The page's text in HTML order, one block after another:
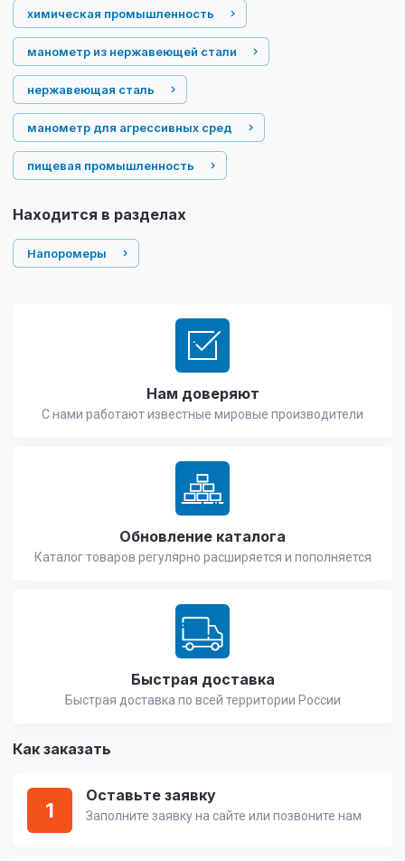
химическая промышленность
манометр из нержавеющей стали
нержавеющая сталь
манометр для агрессивных сред
пищевая промышленность
Находится в разделах
Напоромеры
Нам доверяют
С нами работают известные мировые производители
Обновление каталога
Каталог товаров регулярно расширяется и пополняется
Быстрая доставка
Быстрая доставка по всей территории России
Как заказать
1
Оставьте заявку
Заполните заявку на сайте или позвоните нам